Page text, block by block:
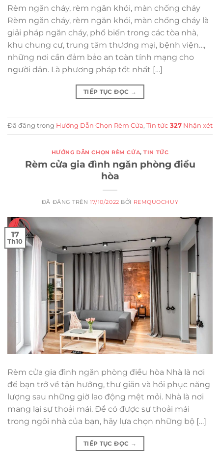
Rèm ngăn cháy, rèm ngăn khói, màn chống cháy
Rèm ngăn cháy, rèm ngăn khói, màn chống cháy là
giải pháp ngăn cháy, phổ biến trong các tòa nhà,
khu chung cư, trung tâm thương mại, bệnh viện…,
những nơi cần đảm bảo an toàn tính mạng cho
người dân. Là phương pháp tốt nhất […]
TIẾP TỤC ĐỌC →
Đã đăng trong Hướng Dẫn Chọn Rèm Cửa, Tin tức 327 Nhận xét
HƯỚNG DẪN CHỌN RÈM CỬA,TIN TỨC
Rèm cửa gia đình ngăn phòng điều
hòa
ĐÃ ĐĂNG TRÊN17/10/2022 BỞI REMQUOCHUY
17
Th10
Rèm cửa gia đình ngăn phòng điều hòa Nhà là nơi
để bạn trở về tận hưởng, thư giãn và hồi phục năng
lượng sau những giờ lao động mệt mỏi. Nhà là nơi
mang lại sự thoải mái. Để có được sự thoải mái
trong ngôi nhà của bạn, hãy lựa chọn những bộ […]
TIẾP TỤC ĐỌC →